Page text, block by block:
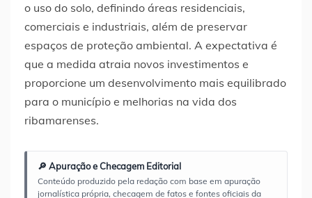
o uso do solo, definindo áreas residenciais,
comerciais e industriais, além de preservar
espaços de proteção ambiental. A expectativa é
que a medida atraia novos investimentos e
proporcione um desenvolvimento mais equilibrado
para o município e melhorias na vida dos
ribamarenses.
🔎 Apuração e Checagem Editorial
Conteúdo produzido pela redação com base em apuração
jornalística própria, checagem de fatos e fontes oficiais da